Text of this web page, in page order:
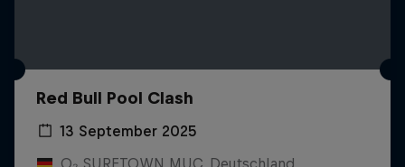
Red Bull Pool Clash
13 September 2025
O₂ SURFTOWN MUC, Deutschland